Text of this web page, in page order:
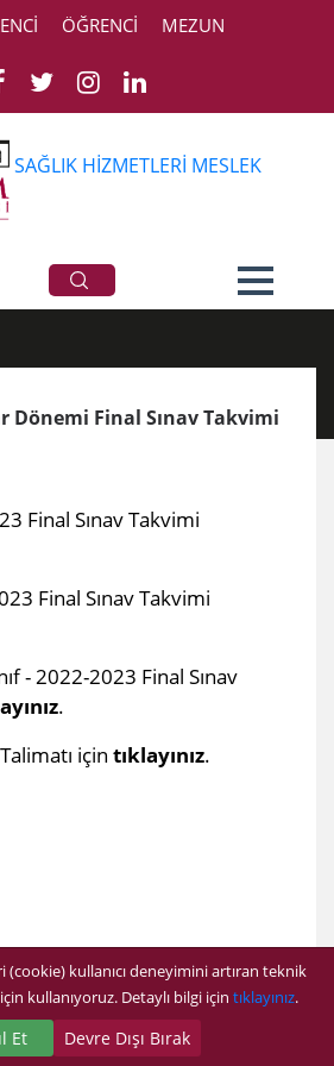
ÖĞRENCİ MEZUN
SAĞLIK HİZMETLERİ MESLEK
Dönemi Final Sınav Takvimi
Final Sınav Takvimi
Final Sınav Takvimi
- 2022-2023 Final Sınav
.
için tıklayınız.
kullanıcı deneyimini artıran teknik
kullanıyoruz. Detaylı bilgi için tıklayınız.
Et Devre Dışı Bırak